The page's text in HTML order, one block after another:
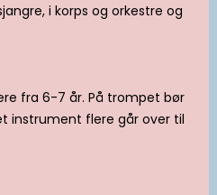
i korps og orkestre og
fra 6-7 år. På trompet bør
instrument flere går over til